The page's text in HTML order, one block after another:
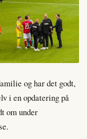
og har det godt,
i en opdatering på
om under